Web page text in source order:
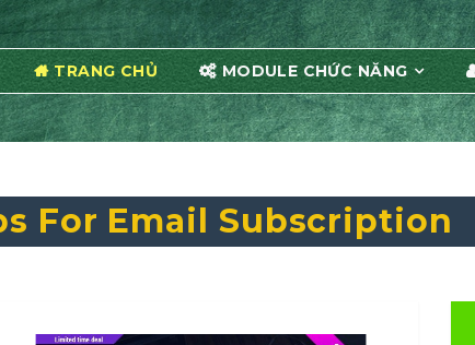
TRANG CHỦ MODULE CHỨC NĂNG
For Email Subscription